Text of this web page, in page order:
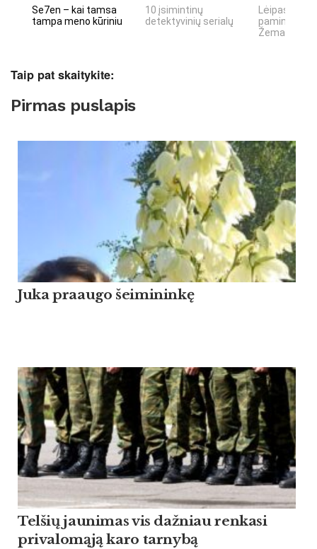
Se7en – kai tamsa
tampa meno kūriniu
10 įsimintinų
detektyvinių serialų
Lėipas 13 d.
paminiejuom
Žemaitiu
Taip pat skaitykite:
Pirmas puslapis
Ju­ka praau­go šei­mi­ninkę
Tel­šių jau­ni­mas vis daž­niau ren­ka­si
pri­va­lomąją ka­ro tar­nybą